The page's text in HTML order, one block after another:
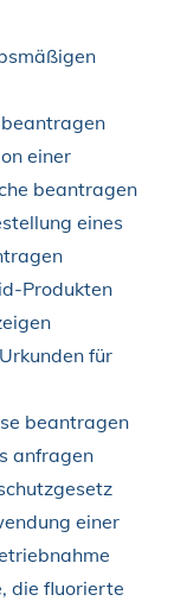
einer
beantragen
eines
Produkten
für
beantragen
anfragen
einer
die fluorierte